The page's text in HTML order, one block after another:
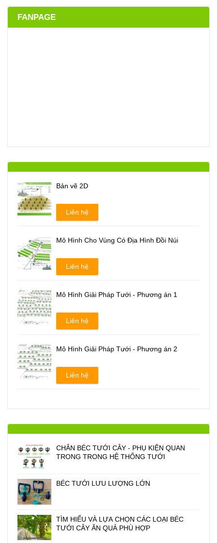
FANPAGE
Bản vẽ 2D
Liên hệ
Mô Hình Cho Vùng Có Địa Hình Đồi Núi
Liên hệ
Mô Hình Giải Pháp Tưới - Phương án 1
Liên hệ
Mô Hình Giải Pháp Tưới - Phương án 2
Liên hệ
CHÂN BÉC TƯỚI CÂY - PHỤ KIỆN QUAN
TRONG TRONG HỆ THỐNG TƯỚI
BÉC TƯỚI LƯU LƯỢNG LỚN
TÌM HIỂU VÀ LỰA CHỌN CÁC LOẠI BÉC
TƯỚI CÂY ĂN QUẢ PHÙ HỢP